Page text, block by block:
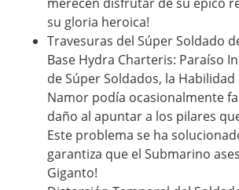
su gloria heroica!
Travesuras del Súper Soldado
Base Hydra Charteris: Paraíso
de Súper Soldados, la
Namor podía ocasionalmente
daño al apuntar a los pilares
Este problema se ha
garantiza que el Submarino
Giganto!